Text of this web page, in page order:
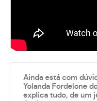
Ainda está com
Yolanda Fordelone
explica tudo, de um